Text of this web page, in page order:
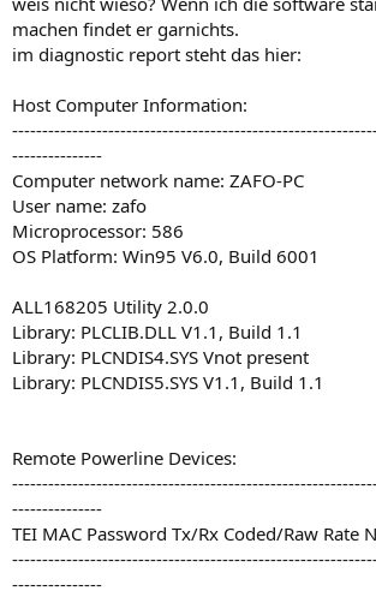
machen findet er garnichts.
im diagnostic report steht das hier:
Host Computer Information:
---------------
Computer network name: ZAFO-PC
User name: zafo
Microprocessor: 586
OS Platform: Win95 V6.0, Build 6001
ALL168205 Utility 2.0.0
Library: PLCLIB.DLL V1.1, Build 1.1
Library: PLCNDIS4.SYS Vnot present
Library: PLCNDIS5.SYS V1.1, Build 1.1
Remote Powerline Devices:
---------------
TEI MAC Password Tx/Rx Coded/Raw Rate
---------------